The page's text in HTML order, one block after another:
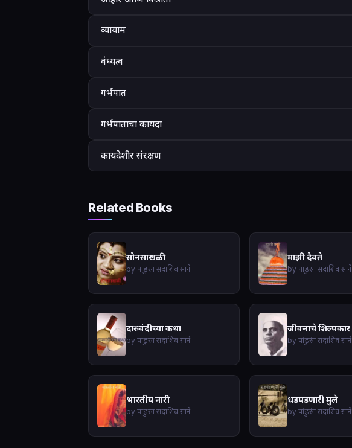
व्यायाम
वंध्यत्व
गर्भपात
गर्भपाताचा कायदा
कायदेशीर संरक्षण
Related Books
सोनसाखळी
by पांडुरंग सदाशिव साने
माझी दैवते
by पांडुरंग सदाशिव साने
दारुवंदीच्या कथा
by पांडुरंग सदाशिव साने
जीवनाचे शिल्पकार
by पांडुरंग सदाशिव साने
भारतीय नारी
by पांडुरंग सदाशिव साने
धडपडणारी मुले
by पांडुरंग सदाशिव साने